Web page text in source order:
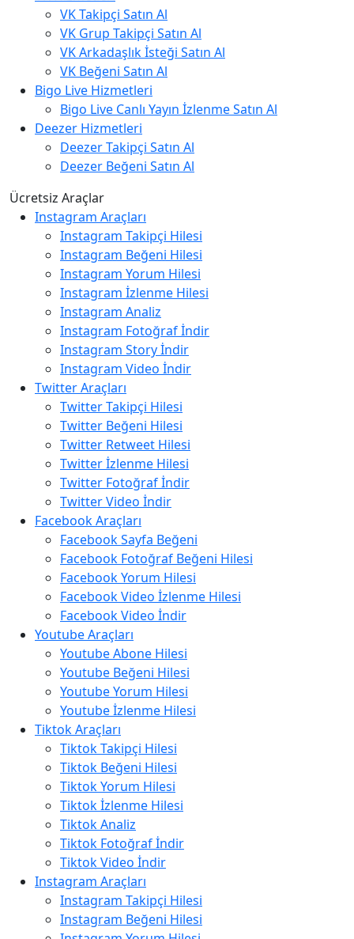
VK Takipçi Satın Al
VK Grup Takipçi Satın Al
VK Arkadaşlık İsteği Satın Al
VK Beğeni Satın Al
Bigo Live Hizmetleri
Bigo Live Canlı Yayın İzlenme Satın Al
Deezer Hizmetleri
Deezer Takipçi Satın Al
Deezer Beğeni Satın Al
Ücretsiz Araçlar
Instagram Araçları
Instagram Takipçi Hilesi
Instagram Beğeni Hilesi
Instagram Yorum Hilesi
Instagram İzlenme Hilesi
Instagram Analiz
Instagram Fotoğraf İndir
Instagram Story İndir
Instagram Video İndir
Twitter Araçları
Twitter Takipçi Hilesi
Twitter Beğeni Hilesi
Twitter Retweet Hilesi
Twitter İzlenme Hilesi
Twitter Fotoğraf İndir
Twitter Video İndir
Facebook Araçları
Facebook Sayfa Beğeni
Facebook Fotoğraf Beğeni Hilesi
Facebook Yorum Hilesi
Facebook Video İzlenme Hilesi
Facebook Video İndir
Youtube Araçları
Youtube Abone Hilesi
Youtube Beğeni Hilesi
Youtube Yorum Hilesi
Youtube İzlenme Hilesi
Tiktok Araçları
Tiktok Takipçi Hilesi
Tiktok Beğeni Hilesi
Tiktok Yorum Hilesi
Tiktok İzlenme Hilesi
Tiktok Analiz
Tiktok Fotoğraf İndir
Tiktok Video İndir
Instagram Araçları
Instagram Takipçi Hilesi
Instagram Beğeni Hilesi